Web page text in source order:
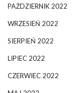
PAŹDZIERNIK 2022
WRZESIEŃ 2022
SIERPIEŃ 2022
LIPIEC 2022
CZERWIEC 2022